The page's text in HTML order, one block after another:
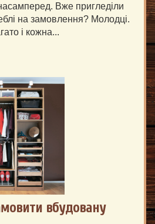
Вже пригледіли
на замовлення? Молодці.
і кожна...
вбудовану